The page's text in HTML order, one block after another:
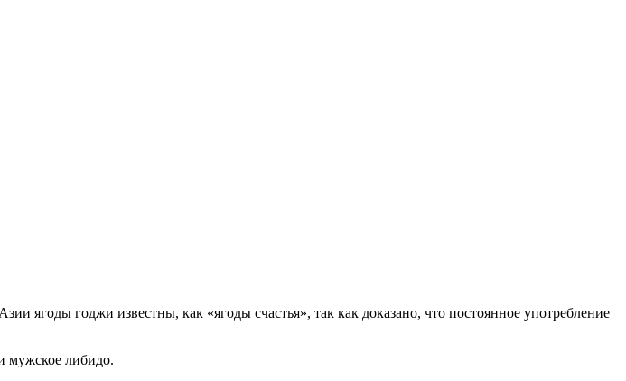
ягоды годжи известны, как «ягоды счастья», так как доказано, что постоянное употребление
мужское либидо.